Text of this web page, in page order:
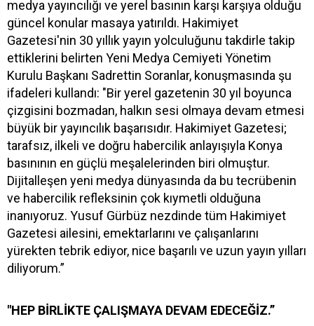
medya yayıncılığı ve yerel basının karşı karşıya olduğu
güncel konular masaya yatırıldı. Hakimiyet
Gazetesi'nin 30 yıllık yayın yolculuğunu takdirle takip
ettiklerini belirten Yeni Medya Cemiyeti Yönetim
Kurulu Başkanı Sadrettin Soranlar, konuşmasında şu
ifadeleri kullandı: "Bir yerel gazetenin 30 yıl boyunca
çizgisini bozmadan, halkın sesi olmaya devam etmesi
büyük bir yayıncılık başarısıdır. Hakimiyet Gazetesi;
tarafsız, ilkeli ve doğru habercilik anlayışıyla Konya
basınının en güçlü meşalelerinden biri olmuştur.
Dijitalleşen yeni medya dünyasında da bu tecrübenin
ve habercilik refleksinin çok kıymetli olduğuna
inanıyoruz. Yusuf Gürbüz nezdinde tüm Hakimiyet
Gazetesi ailesini, emektarlarını ve çalışanlarını
yürekten tebrik ediyor, nice başarılı ve uzun yayın yılları
diliyorum.”
"HEP BİRLİKTE ÇALIŞMAYA DEVAM EDECEĞİZ.”